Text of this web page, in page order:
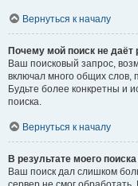
Вернуться к началу
Почему мой поиск не даёт
Ваш поисковый запрос,
включал много общих слов,
Будьте более конкретны и
поиска.
Вернуться к началу
В результате моего
Ваш поиск дал слишком